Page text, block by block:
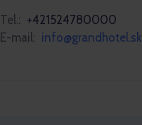
Tel.: +421524780000
E-mail: info@grandhotel.sk